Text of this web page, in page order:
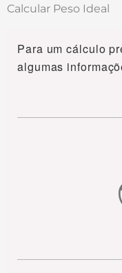
Calcular Peso Ideal
Para um cálculo
algumas